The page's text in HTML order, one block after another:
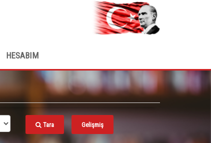
HESABIM
Tara Gelişmiş